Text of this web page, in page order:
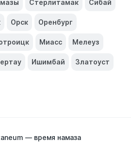
Стерлитамак Сибай
Орск Оренбург
Миасс Мелеуз
Ишимбай Златоуст
— время намаза